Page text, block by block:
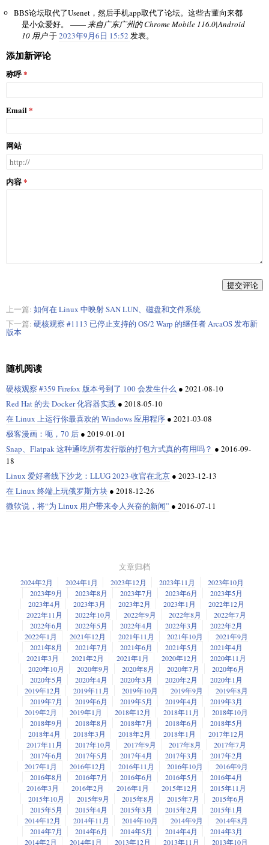
BBS论坛取代了Usenet，然后手机app取代了论坛。这些古董向来都
是小众爱好。 —— 来自广东广州的 Chrome Mobile 116.0|Android
10 用户于2023年9月6日 15:52 发表。
添加新评论
称呼
Email
网站
内容
提交评论
上一篇: 如何在 Linux 中映射 SAN LUN、磁盘和文件系统
下一篇: 硬核观察 #1113 已停止支持的 OS/2 Warp 的继任者 ArcaOS 发布新
版本
随机阅读
硬核观察 #359 Firefox 版本号到了 100 会发生什么 ● 2021-08-10
Red Hat 的去 Docker 化容器实践 ● 2018-05-10
在 Linux 上运行你最喜欢的 Windows 应用程序 ● 2021-03-08
极客漫画：呃，70 后 ● 2019-01-01
Snap、Flatpak 这种通吃所有发行版的打包方式真的有用吗？ ● 2016-09-
18
Linux 爱好者线下沙龙：LLUG 2023·收官在北京 ● 2023-12-13
在 Linux 终端上玩俄罗斯方块 ● 2018-12-26
微软说，将“为 Linux 用户带来令人兴奋的新闻” ● 2016-07-11
文章归档
2024年2月 2024年1月 2023年12月 2023年11月
2023年10月
2023年9月
2023年8月 2023年7月 2023年6月
2023年5月
2023年4月
2023年3月 2023年2月 2023年1月
2022年12月
2022年11月
2022年10月 2022年9月 2022年8月
2022年7月
2022年6月
2022年5月 2022年4月 2022年3月
2022年2月
2022年1月
2021年12月 2021年11月 2021年10月
2021年9月
2021年8月
2021年7月 2021年6月 2021年5月
2021年4月
2021年3月
2021年2月 2021年1月 2020年12月
2020年11月
2020年10月
2020年9月 2020年8月 2020年7月
2020年6月
2020年5月
2020年4月 2020年3月 2020年2月
2020年1月
2019年12月
2019年11月 2019年10月 2019年9月
2019年8月
2019年7月
2019年6月 2019年5月 2019年4月
2019年3月
2019年2月
2019年1月 2018年12月 2018年11月
2018年10月
2018年9月
2018年8月 2018年7月 2018年6月
2018年5月
2018年4月
2018年3月 2018年2月 2018年1月
2017年12月
2017年11月
2017年10月 2017年9月 2017年8月
2017年7月
2017年6月
2017年5月 2017年4月 2017年3月
2017年2月
2017年1月
2016年12月 2016年11月 2016年10月
2016年9月
2016年8月
2016年7月 2016年6月 2016年5月
2016年4月
2016年3月
2016年2月 2016年1月 2015年12月
2015年11月
2015年10月
2015年9月 2015年8月 2015年7月
2015年6月
2015年5月
2015年4月 2015年3月 2015年2月
2015年1月
2014年12月
2014年11月 2014年10月 2014年9月
2014年8月
2014年7月
2014年6月 2014年5月 2014年4月
2014年3月
2014年2月
2014年1月 2013年12月 2013年11月 2013年10月